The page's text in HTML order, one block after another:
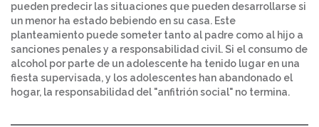
pueden predecir las situaciones que pueden desarrollarse si
un menor ha estado bebiendo en su casa. Este
planteamiento puede someter tanto al padre como al hijo a
sanciones penales y a responsabilidad civil. Si el consumo de
alcohol por parte de un adolescente ha tenido lugar en una
fiesta supervisada, y los adolescentes han abandonado el
hogar, la responsabilidad del "anfitrión social" no termina.